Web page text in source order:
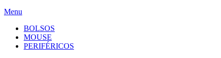
Menu
BOLSOS
MOUSE
PERIFÉRICOS